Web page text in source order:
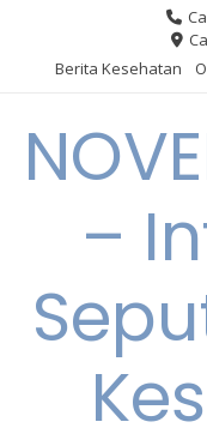
contentBerita Kesehatan
–